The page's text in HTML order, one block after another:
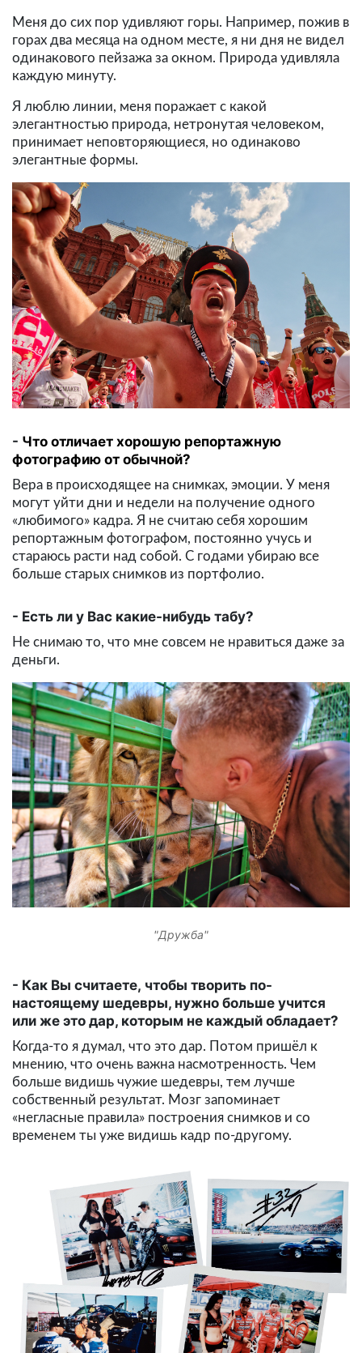
Меня до сих пор удивляют горы. Например, пожив в
горах два месяца на одном месте, я ни дня не видел
одинакового пейзажа за окном. Природа удивляла
каждую минуту.
Я люблю линии, меня поражает с какой
элегантностью природа, нетронутая человеком,
принимает неповторяющиеся, но одинаково
элегантные формы.
Что отличает хорошую репортажную
фотографию от обычной?
Вера в происходящее на снимках, эмоции. У меня
могут уйти дни и недели на получение одного
«любимого» кадра. Я не считаю себя хорошим
репортажным фотографом, постоянно учусь и
стараюсь расти над собой. С годами убираю все
больше старых снимков из портфолио.
Есть ли у Вас какие-нибудь табу?
Не снимаю то, что мне совсем не нравиться даже за
деньги.
"Дружба"
Как Вы считаете, чтобы творить по-
настоящему шедевры, нужно больше учится
или же это дар, которым не каждый обладает?
Когда-то я думал, что это дар. Потом пришёл к
мнению, что очень важна насмотренность. Чем
больше видишь чужие шедевры, тем лучше
собственный результат. Мозг запоминает
«негласные правила» построения снимков и со
временем ты уже видишь кадр по-другому.